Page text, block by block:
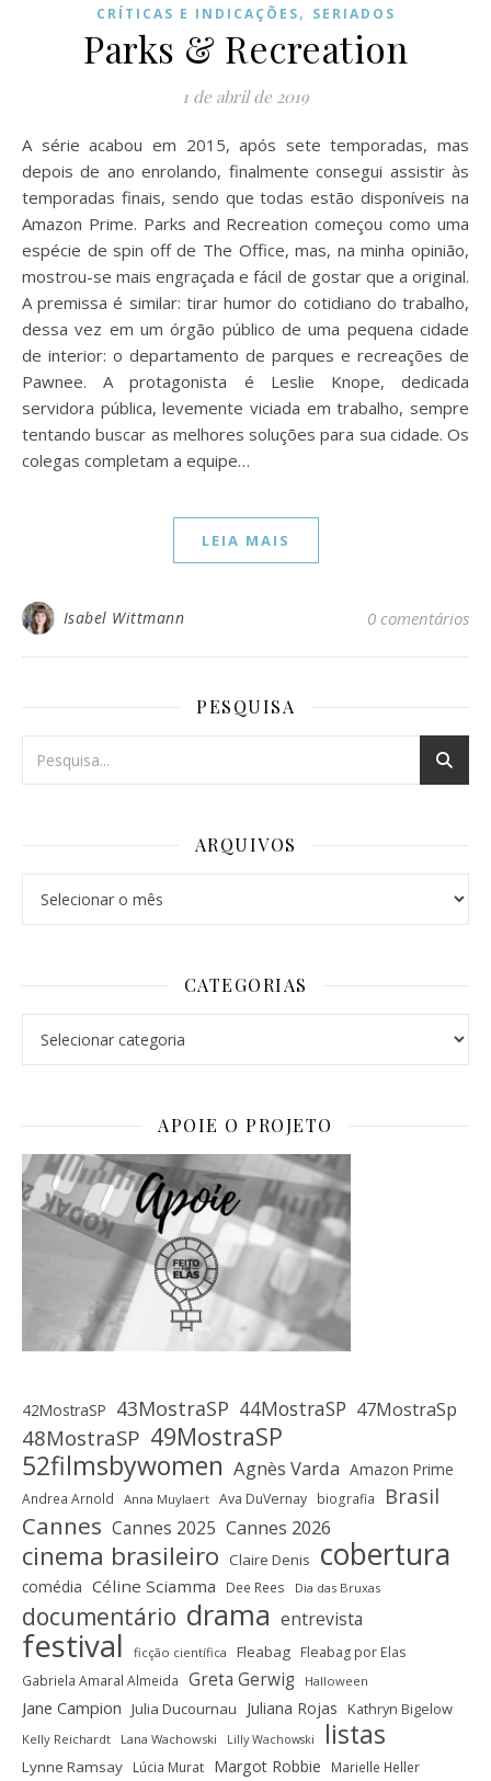
CRÍTICAS E INDICAÇÕES, SERIADOS
Parks & Recreation
1 de abril de 2019
A série acabou em 2015, após sete temporadas, mas
depois de ano enrolando, finalmente consegui assistir às
temporadas finais, sendo que todas estão disponíveis na
Amazon Prime. Parks and Recreation começou como uma
espécie de spin off de The Office, mas, na minha opinião,
mostrou-se mais engraçada e fácil de gostar que a original.
A premissa é similar: tirar humor do cotidiano do trabalho,
dessa vez em um órgão público de uma pequena cidade
de interior: o departamento de parques e recreações de
Pawnee. A protagonista é Leslie Knope, dedicada
servidora pública, levemente viciada em trabalho, sempre
tentando buscar as melhores soluções para sua cidade. Os
colegas completam a equipe…
LEIA MAIS
Isabel Wittmann 0 comentários
PESQUISA
ARQUIVOS
CATEGORIAS
APOIE O PROJETO
42MostraSP 43MostraSP 44MostraSP 47MostraSp
48MostraSP 49MostraSP
52filmsbywomen Agnès Varda Amazon Prime
Andrea Arnold Anna Muylaert Ava DuVernay biografia Brasil
Cannes Cannes 2025 Cannes 2026
cinema brasileiro Claire Denis cobertura
comédia Céline Sciamma Dee Rees Dia das Bruxas
documentário drama entrevista
festival ficção científica Fleabag Fleabag por Elas
Gabriela Amaral Almeida Greta Gerwig Halloween
Jane Campion Julia Ducournau Juliana Rojas Kathryn Bigelow
Kelly Reichardt Lana Wachowski Lilly Wachowski listas
Lynne Ramsay Lúcia Murat Margot Robbie Marielle Heller